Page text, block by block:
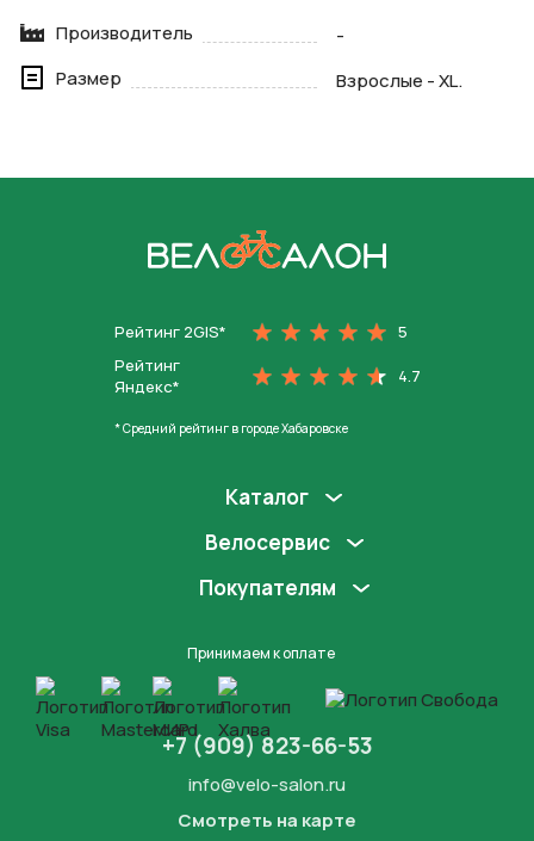
Производитель
-
Размер
Взрослые - XL.
Рейтинг 2GIS*
5
Рейтинг
Яндекс*
4.7
* Средний рейтинг в городе Хабаровске
Каталог
Велосервис
Покупателям
Принимаем к оплате
+7 (909) 823-66-53
info@velo-salon.ru
Смотреть на карте